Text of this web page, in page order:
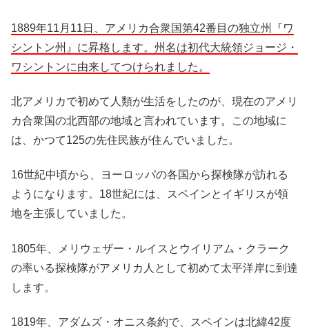
1889年11月11日、アメリカ合衆国第42番目の独立州『ワ
シントン州』に昇格します。州名は初代大統領ジョージ・
ワシントンに由来してつけられました。
北アメリカで初めて人類が生活をしたのが、現在のアメリ
カ合衆国の北西部の地域と言われています。この地域に
は、かつて125の先住民族が住んでいました。
16世紀中頃から、ヨーロッパの各国から探検隊が訪れる
ようになります。18世紀には、スペインとイギリスが領
地を主張していました。
1805年、メリウェザー・ルイスとウイリアム・クラーク
の率いる探検隊がアメリカ人として初めて太平洋岸に到達
します。
1819年、アダムズ・オニス条約で、スペインは北緯42度